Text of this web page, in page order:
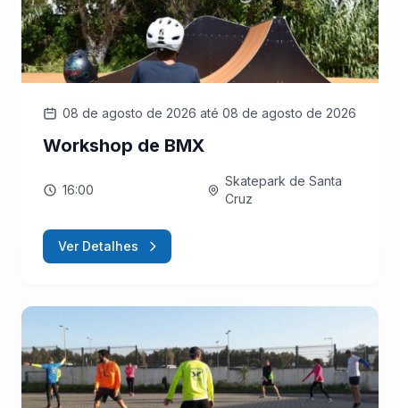
08 de agosto de 2026 até 08 de agosto de 2026
Workshop de BMX
16:00
Skatepark de Santa
Cruz
Ver Detalhes